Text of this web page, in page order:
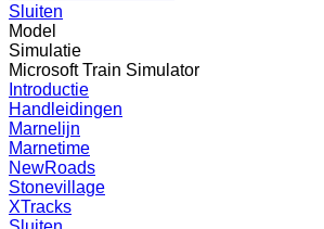
Sluiten
Model
Simulatie
Microsoft Train Simulator
Introductie
Handleidingen
Marnelijn
Marnetime
NewRoads
Stonevillage
XTracks